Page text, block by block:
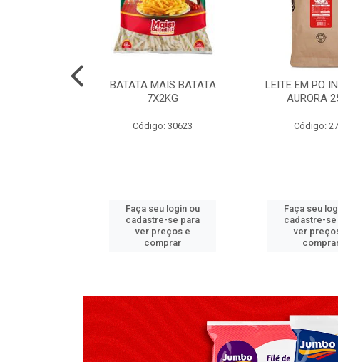
BATATA MAIS BATATA
7X2KG
Código: 30623
Faça seu login ou
cadastre-se para
ver preços e
comprar
LEITE EM PO
AURORA
Código:
Faça seu
cadastre-se
ver